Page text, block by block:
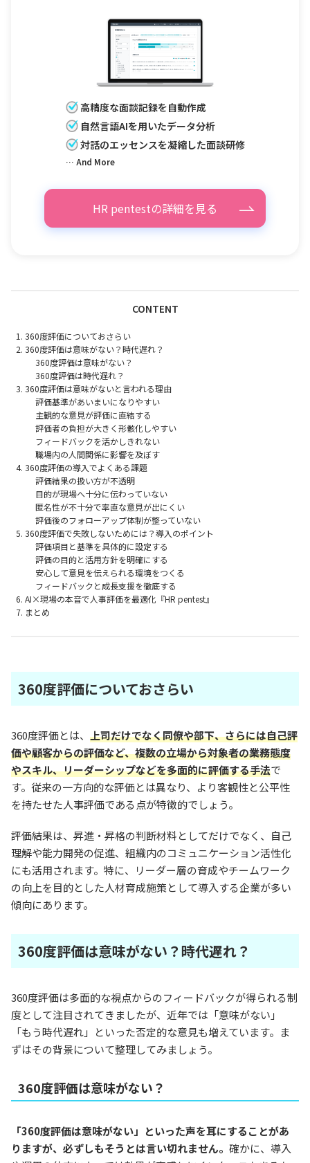
高精度な面談記録を自動作成
自然言語AIを用いたデータ分析
対話のエッセンスを凝縮した面談研修
… And More
HR pentestの詳細を見る
CONTENT
360度評価についておさらい
360度評価は意味がない？時代遅れ？
360度評価は意味がない？
360度評価は時代遅れ？
360度評価は意味がないと言われる理由
評価基準があいまいになりやすい
主観的な意見が評価に直結する
評価者の負担が大きく形骸化しやすい
フィードバックを活かしきれない
職場内の人間関係に影響を及ぼす
360度評価の導入でよくある課題
評価結果の扱い方が不透明
目的が現場へ十分に伝わっていない
匿名性が不十分で率直な意見が出にくい
評価後のフォローアップ体制が整っていない
360度評価で失敗しないためには？導入のポイント
評価項目と基準を具体的に設定する
評価の目的と活用方針を明確にする
安心して意見を伝えられる環境をつくる
フィードバックと成長支援を徹底する
AI×現場の本音で人事評価を最適化『HR pentest』
まとめ
360度評価についておさらい
360度評価とは、 上司だけでなく同僚や部下、さらには自己評
価や顧客からの評価など、複数の立場から対象者の業務態度
やスキル、リーダーシップなどを多面的に評価する手法で
す。従来の一方向的な評価とは異なり、より客観性と公平性
を持たせた人事評価である点が特徴的でしょう。
評価結果は、昇進・昇格の判断材料としてだけでなく、自己
理解や能力開発の促進、組織内のコミュニケーション活性化
にも活用されます。特に、リーダー層の育成やチームワーク
の向上を目的とした人材育成施策として導入する企業が多い
傾向にあります。
360度評価は意味がない？時代遅れ？
360度評価は多面的な視点からのフィードバックが得られる制
度として注目されてきましたが、近年では「意味がない」
「もう時代遅れ」といった否定的な意見も増えています。ま
ずはその背景について整理してみましょう。
360度評価は意味がない？
「360度評価は意味がない」といった声を耳にすることがあ
りますが、必ずしもそうとは言い切れません。 確かに、導入